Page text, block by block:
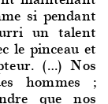
si pendant
un talent
le pinceau et
(…) Nos
hommes ;
que nos